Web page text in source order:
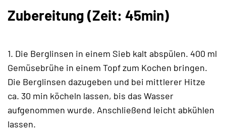
Zubereitung (Zeit: 45min)
1. Die Berglinsen in einem Sieb kalt abspülen. 400 ml
Gemüsebrühe in einem Topf zum Kochen bringen.
Die Berglinsen dazugeben und bei mittlerer Hitze
ca. 30 min köcheln lassen, bis das Wasser
aufgenommen wurde. Anschließend leicht abkühlen
lassen.